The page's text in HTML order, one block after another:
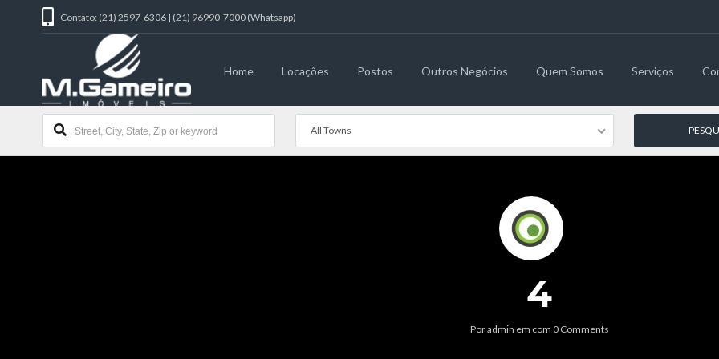
Contato: (21) 2597-6306 | (21) 96990-7000 (Whatsapp)
Home Locações Postos Outros Negócios Quem Somos Serviços
All Towns
4
Poradmin em com 0 Comments